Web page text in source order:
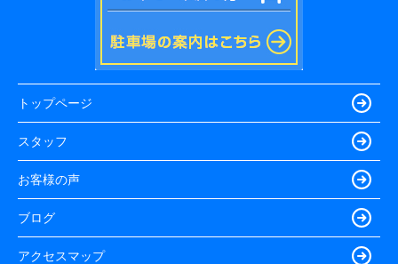
トップページ
スタッフ
お客様の声
ブログ
アクセスマップ